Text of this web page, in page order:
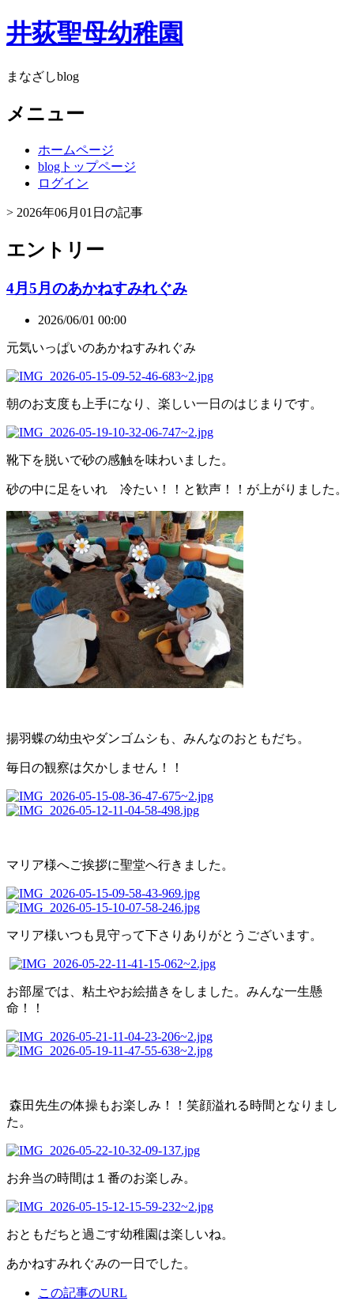
井荻聖母幼稚園
まなざしblog
メニュー
ホームページ
blogトップページ
ログイン
> 2026年06月01日の記事
エントリー
4月5月のあかねすみれぐみ
2026/06/01 00:00
元気いっぱいのあかねすみれぐみ
朝のお支度も上手になり、楽しい一日のはじまりです。
靴下を脱いで砂の感触を味わいました。
砂の中に足をいれ 冷たい！！と歓声！！が上がりました。
揚羽蝶の幼虫やダンゴムシも、みんなのおともだち。
毎日の観察は欠かしません！！
マリア様へご挨拶に聖堂へ行きました。
マリア様いつも見守って下さりありがとうございます。
お部屋では、粘土やお絵描きをしました。みんな一生懸
命！！
森田先生の体操もお楽しみ！！笑顔溢れる時間となりまし
た。
お弁当の時間は１番のお楽しみ。
おともだちと過ごす幼稚園は楽しいね。
あかねすみれぐみの一日でした。
この記事のURL